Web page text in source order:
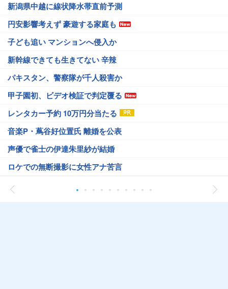
新潟県中越に線状降水帯直前予測
円安影響考えず 豪遊する家庭も
子ども追い マンションへ侵入か
新幹線できても生きてない 辛辣
パキスタン、警察隊が千人殺害か
甲子園初、ビデオ検証で判定覆る
レンタカー予約 10万円分当たる
音楽P・蔦谷好位置氏 離婚を公表
声優で雀士の伊達朱里紗が結婚
ロケでの無断撮影に女性アナ苦言